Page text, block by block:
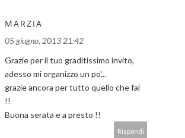
MARZIA
05 giugno, 2013 21:42
Grazie per il tuo graditissimo invito,
adesso mi organizzo un po'...
grazie ancora per tutto quello che fai
!!
Buona serata e a presto !!
Rispondi